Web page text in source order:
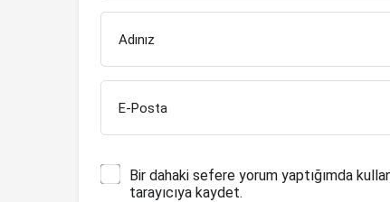
Adınız
E-Posta
Bir dahaki sefere yorum yaptığımda
tarayıcıya kaydet.